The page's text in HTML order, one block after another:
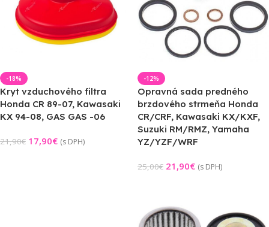
-18%
Kryt vzduchového filtra
Honda CR 89-07, Kawasaki
KX 94-08, GAS GAS -06
21,90€ 17,90€ (s DPH)
-12%
Opravná sada predného
brzdového strmeňa Honda
CR/CRF, Kawasaki KX/KXF,
Suzuki RM/RMZ, Yamaha
YZ/YZF/WRF
25,00€ 21,90€ (s DPH)